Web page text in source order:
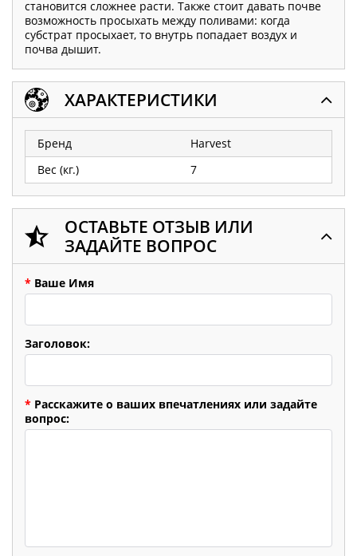
становится сложнее расти. Также стоит давать почве
возможность просыхать между поливами: когда
субстрат просыхает, то внутрь попадает воздух и
почва дышит. ​
ХАРАКТЕРИСТИКИ
Бренд
Harvest
Вес (кг.)
7
ОСТАВЬТЕ ОТЗЫВ ИЛИ
ЗАДАЙТЕ ВОПРОС
* Ваше Имя
Заголовок:
* Расскажите о ваших впечатлениях или задайте
вопрос: